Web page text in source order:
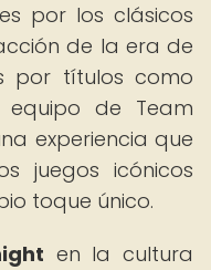
por los clásicos
de la era de
por títulos como
de Team
experiencia que
juegos icónicos
toque único.
en la cultura